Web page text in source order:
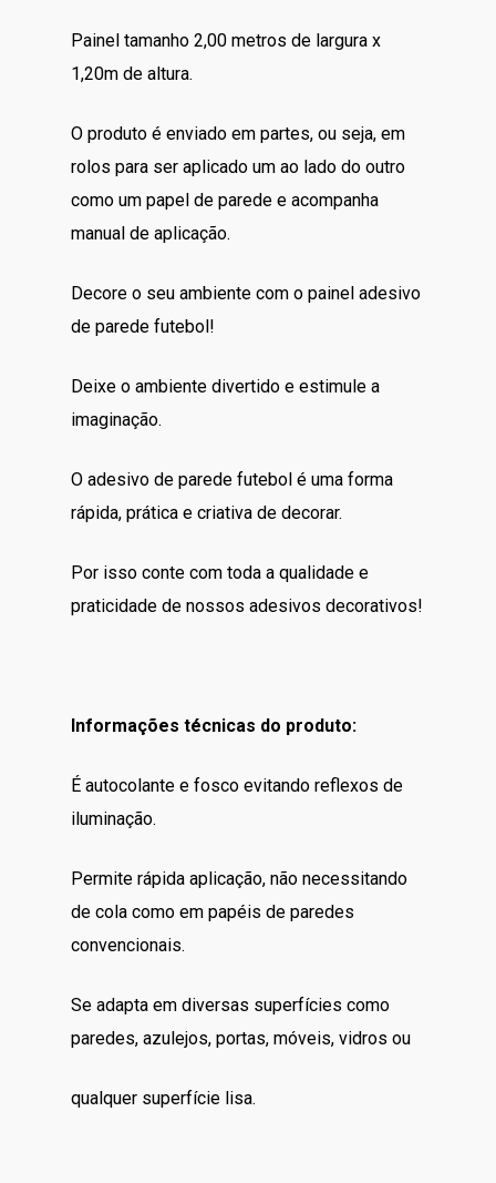
Painel tamanho 2,00 metros de largura x
1,20m de altura.
O produto é enviado em partes, ou seja, em
rolos para ser aplicado um ao lado do outro
como um papel de parede e acompanha
manual de aplicação.
Decore o seu ambiente com o painel adesivo
de parede futebol!
Deixe o ambiente divertido e estimule a
imaginação.
O adesivo de parede futebol é uma forma
rápida, prática e criativa de decorar.
Por isso conte com toda a qualidade e
praticidade de nossos adesivos decorativos!
Informações técnicas do produto:
É autocolante e fosco evitando reflexos de
iluminação.
Permite rápida aplicação, não necessitando
de cola como em papéis de paredes
convencionais.
Se adapta em diversas superfícies como
paredes, azulejos, portas, móveis, vidros ou
qualquer superfície lisa.